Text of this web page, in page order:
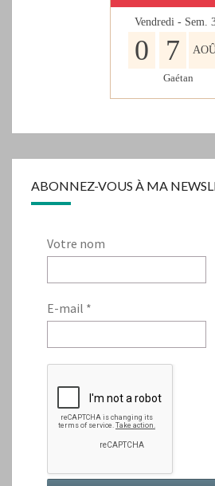
Vendredi - Sem.
0 7
Gaétan
ABONNEZ-VOUS À MA
Votre nom
E-mail *